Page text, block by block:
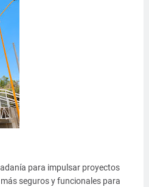
para impulsar proyectos
seguros y funcionales para